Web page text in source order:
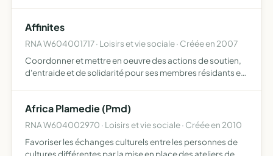
Affinites
RNA W604001717 · Loisirs et vie sociale · Créée en 2007
Coordonner et mettre en oeuvre des actions de soutien,
d'entraide et de solidarité pour ses membres résidants en
Africa Plamedie (Pmd)
RNA W604002970 · Loisirs et vie sociale · Créée en 2010
Favoriser les échanges culturels entre les personnes de
cultures différentes par la mise en place des ateliers de